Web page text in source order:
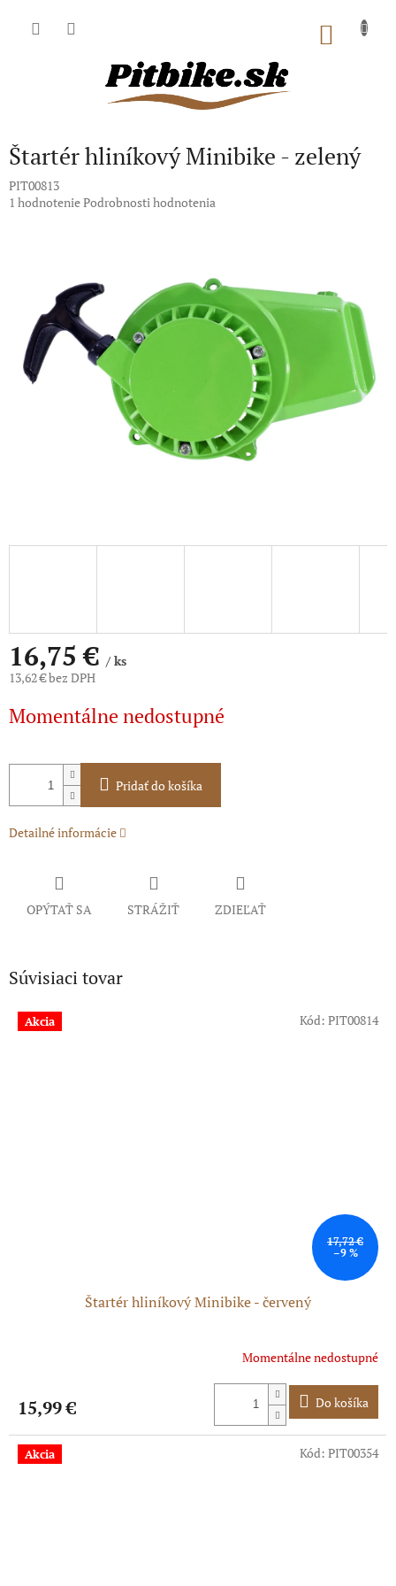
Štartér hliníkový Minibike - zelený
PIT00813
Priemerné
hviezdičiek.
1 hodnoteniePodrobnosti hodnotenia
16,75 €/ ks
13,62 € bez DPH
cena:
Momentálne nedostupné
Pridať do košíka
Detailné informácie
OPÝTAŤ SA STRÁŽIŤ ZDIEĽAŤ
Súvisiaci tovar
Akcia
17,72 €
–9 %
Štartér hliníkový Minibike - červený
Momentálne nedostupné
15,99 € Do košíka
Kód: PIT00814
Akcia Kód: PIT00354